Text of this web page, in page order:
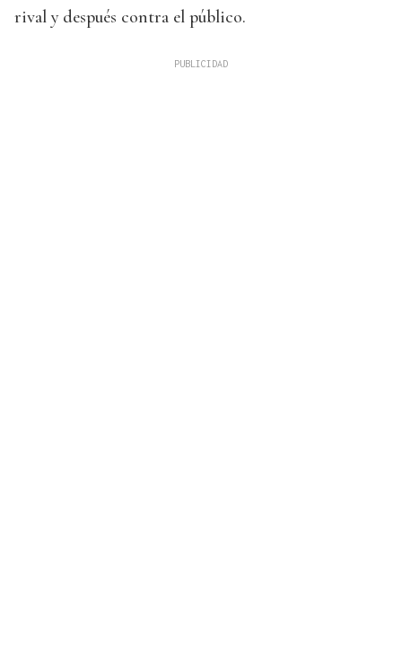
rival y después contra el público.